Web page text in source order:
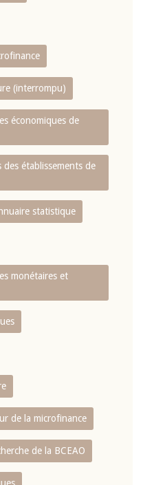
(interrompu)
économiques de
établissements de
statistique
monétaires et
de la microfinance
de la BCEAO